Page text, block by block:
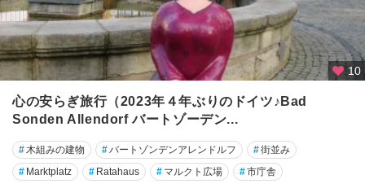
タ
ン
ツ
ラ
ー
ザ
イ
10
心の安らぎ旅行（2023年４年ぶりのドイツ♪Bad
Sonden Allendorf バートゾーデン...
# 木組みの建物 #バートゾンデンアレンドルフ #街並み
# Marktplatz # Ratahaus # マルクト広場 #市庁舎